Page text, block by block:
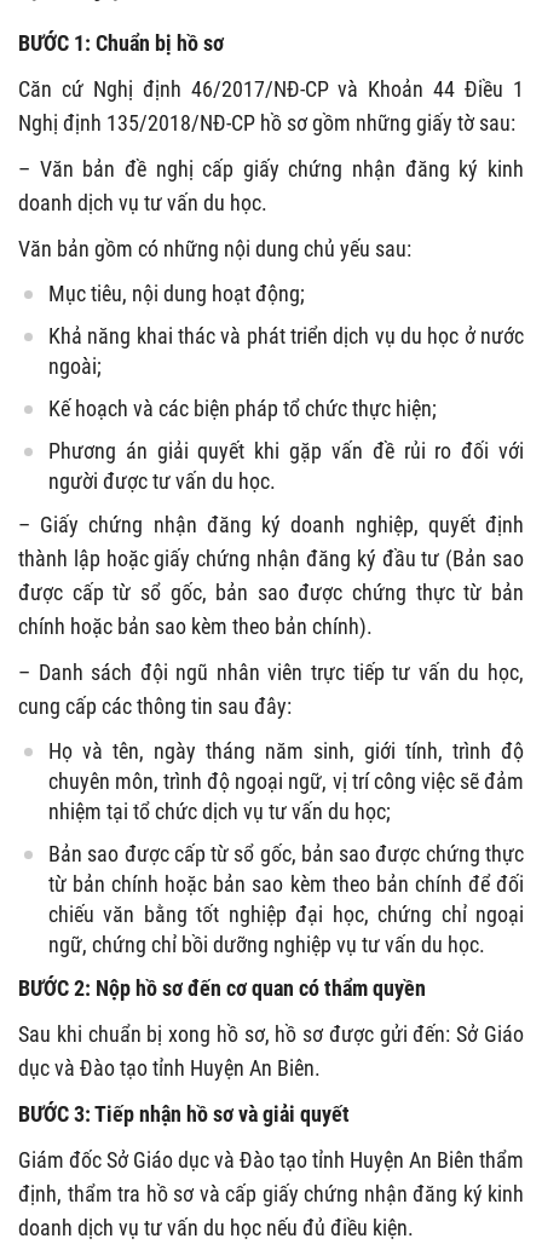
BƯỚC 1: Chuẩn bị hồ sơ
Căn cứ Nghị định 46/2017/NĐ-CP và Khoản 44 Điều 1
Nghị định 135/2018/NĐ-CP hồ sơ gồm những giấy tờ sau:
– Văn bản đề nghị cấp giấy chứng nhận đăng ký kinh
doanh dịch vụ tư vấn du học.
Văn bản gồm có những nội dung chủ yếu sau:
Mục tiêu, nội dung hoạt động;
Khả năng khai thác và phát triển dịch vụ du học ở nước
ngoài;
Kế hoạch và các biện pháp tổ chức thực hiện;
Phương án giải quyết khi gặp vấn đề rủi ro đối với
người được tư vấn du học.
– Giấy chứng nhận đăng ký doanh nghiệp, quyết định
thành lập hoặc giấy chứng nhận đăng ký đầu tư (Bản sao
được cấp từ sổ gốc, bản sao được chứng thực từ bản
chính hoặc bản sao kèm theo bản chính).
– Danh sách đội ngũ nhân viên trực tiếp tư vấn du học,
cung cấp các thông tin sau đây:
Họ và tên, ngày tháng năm sinh, giới tính, trình độ
chuyên môn, trình độ ngoại ngữ, vị trí công việc sẽ đảm
nhiệm tại tổ chức dịch vụ tư vấn du học;
Bản sao được cấp từ sổ gốc, bản sao được chứng thực
từ bản chính hoặc bản sao kèm theo bản chính để đối
chiếu văn bằng tốt nghiệp đại học, chứng chỉ ngoại
ngữ, chứng chỉ bồi dưỡng nghiệp vụ tư vấn du học.
BƯỚC 2: Nộp hồ sơ đến cơ quan có thẩm quyền
Sau khi chuẩn bị xong hồ sơ, hồ sơ được gửi đến: Sở Giáo
dục và Đào tạo tỉnh Huyện An Biên.
BƯỚC 3: Tiếp nhận hồ sơ và giải quyết
Giám đốc Sở Giáo dục và Đào tạo tỉnh Huyện An Biên thẩm
định, thẩm tra hồ sơ và cấp giấy chứng nhận đăng ký kinh
doanh dịch vụ tư vấn du học nếu đủ điều kiện.